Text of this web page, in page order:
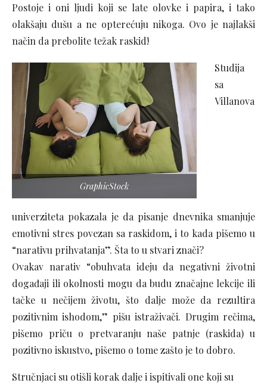
Postoje i oni ljudi koji se late olovke i papira, i tako
olakšaju dušu a ne opterećuju nikoga. Ovo je najlakši
način da prebolite težak raskid!
GraphicStock
Studija
sa
Villanova
univerziteta pokazala je da pisanje dnevnika smanjuje
emotivni stres povezan sa raskidom, i to kada pišemo u
“narativu prihvatanja”. Šta to u stvari znači?
Ovakav narativ “obuhvata ideju da negativni životni
događaji ili okolnosti mogu da budu značajne lekcije ili
tačke u nečijem životu, što dalje može da rezultira
pozitivnim ishodom,” pišu istraživači. Drugim rečima,
pišemo priču o pretvaranju naše patnje (raskida) u
pozitivno iskustvo, pišemo o tome zašto je to dobro.
Stručnjaci su otišli korak dalje i ispitivali one koji su